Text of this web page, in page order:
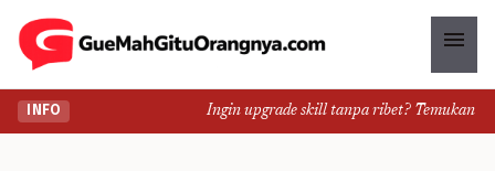
menu
INFO Ingin upgrade skill tanpa ribet? Temukan